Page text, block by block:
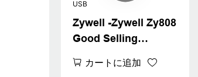
USB+RS232+LAN
Zywell -Zywell Zy808
Good Selling
ーマルレシートプリ
カートに追加